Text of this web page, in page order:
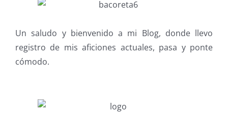
Un saludo y bienvenido a mi Blog, donde llevo
registro de mis aficiones actuales, pasa y ponte
cómodo.